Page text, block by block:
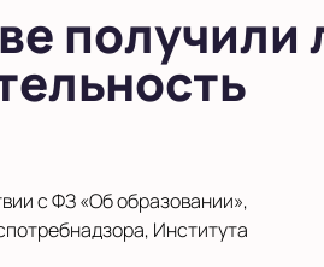
с ФЗ «Об образовании»,
Института